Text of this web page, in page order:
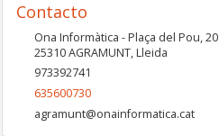
Contacto
Ona Informàtica - Plaça del Pou, 20
25310AGRAMUNT,Lleida
973392741
635600730
agramunt@onainformatica.cat